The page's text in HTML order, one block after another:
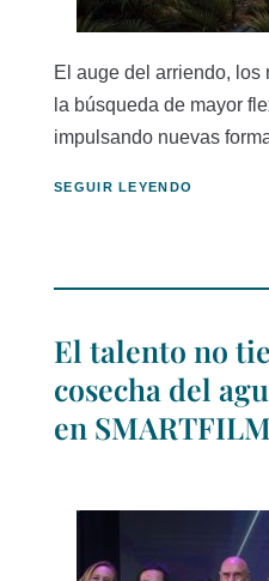
El auge del arriendo,
la búsqueda de mayor
impulsando nuevas
SEGUIR LEYENDO
El talento no
cosecha del
en